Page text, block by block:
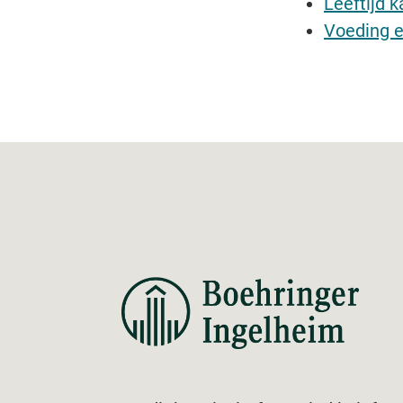
Voeding